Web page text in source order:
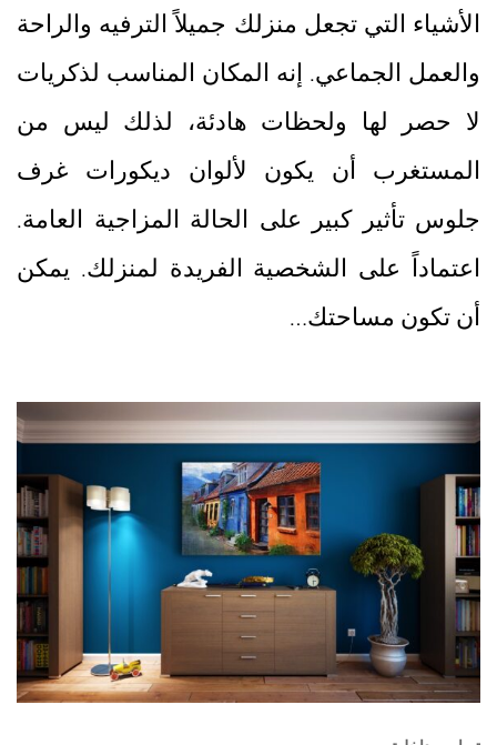
الأشياء التي تجعل منزلك جميلاً الترفيه والراحة
والعمل الجماعي. إنه المكان المناسب لذكريات
لا حصر لها ولحظات هادئة، لذلك ليس من
المستغرب أن يكون لألوان ديكورات غرف
جلوس تأثير كبير على الحالة المزاجية العامة.
اعتماداً على الشخصية الفريدة لمنزلك. يمكن
أن تكون مساحتك…